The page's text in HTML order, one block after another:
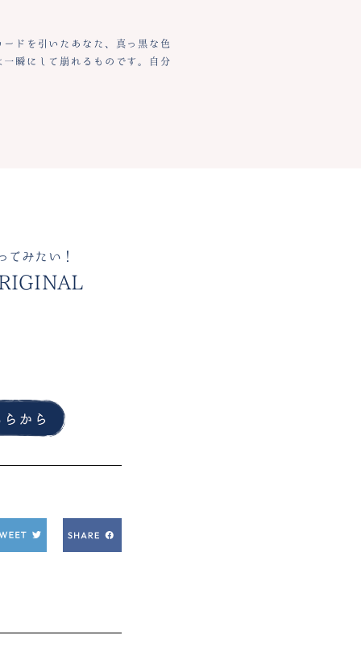
ドを引いたあなた、真っ黒な色
瞬にして崩れるものです。自分
てみたい！